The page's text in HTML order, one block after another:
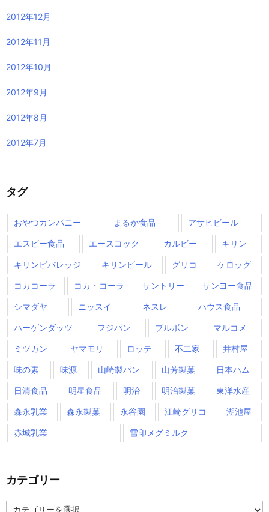
2012年12月
2012年11月
2012年10月
2012年9月
2012年8月
2012年7月
タグ
おやつカンパニー まるか食品 アサヒビール
エスビー食品 エースコック カルビー キリン
キリンビバレッジ キリンビール グリコ ケロッグ
コカコーラ コカ・コーラ サントリー サンヨー食品
シマダヤ ニッスイ ネスレ ハウス食品
ハーゲンダッツ フジパン ブルボン マルコメ
ミツカン ヤマモリ ロッテ 不二家 井村屋
味の素 味源 山崎製パン 山芳製菓 日本ハム
日清食品 明星食品 明治 明治製菓 東洋水産
森永乳業 森永製菓 永谷園 江崎グリコ 湖池屋
赤城乳業 雪印メグミルク
カテゴリー